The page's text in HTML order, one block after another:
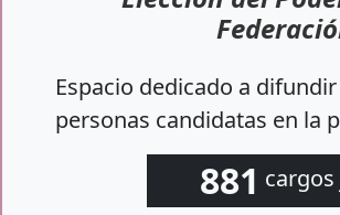
Espacio dedicado a
personas candidatas en la
881